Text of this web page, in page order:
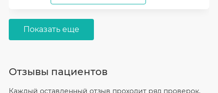
Показать еще
Отзывы пациентов
Каждый оставленный отзыв проходит ряд проверок,